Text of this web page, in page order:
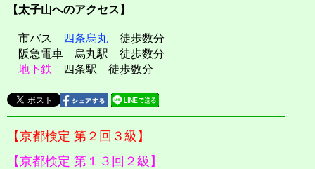
【太子山へのアクセス】
市バス 四条烏丸 徒歩数分
阪急電車 烏丸駅 徒歩数分
地下鉄 四条駅 徒歩数分
【京都検定 第２回３級】
【京都検定 第１３回２級】